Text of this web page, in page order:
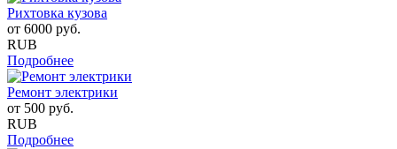
Рихтовка кузова
от 6000 руб.
RUB
Подробнее
Ремонт электрики
от 500 руб.
RUB
Подробнее